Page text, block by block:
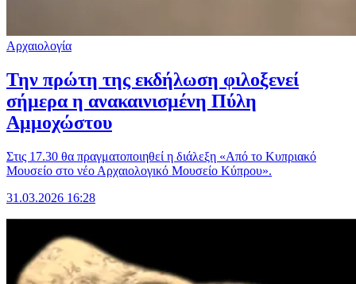
Αρχαιολογία
Την πρώτη της εκδήλωση φιλοξενεί
σήμερα η ανακαινισμένη Πύλη
Αμμοχώστου
Στις 17.30 θα πραγματοποιηθεί η διάλεξη «Από το Κυπριακό
Μουσείο στο νέο Αρχαιολογικό Μουσείο Κύπρου».
31.03.2026 16:28